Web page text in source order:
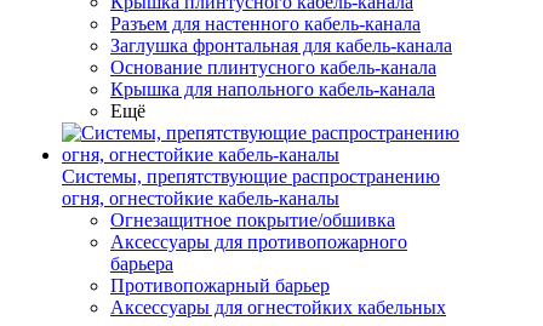
Разъем для настенного кабель-канала
Заглушка фронтальная для кабель-канала
Основание плинтусного кабель-канала
Крышка для напольного кабель-канала
Ещё
Системы, препятствующие распространению
огня, огнестойкие кабель-каналы
Огнезащитное покрытие/обшивка
Аксессуары для противопожарного
барьера
Противопожарный барьер
Аксессуары для огнестойких кабельных